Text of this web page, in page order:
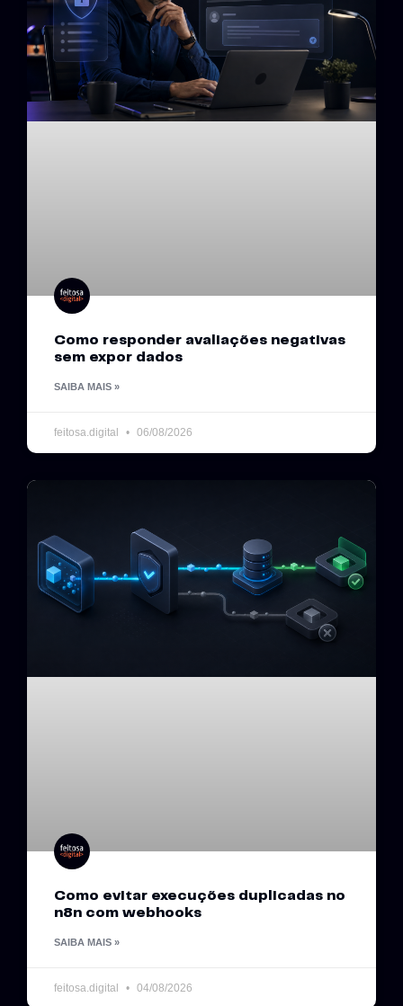
Como responder avaliações negativas
sem expor dados
SAIBA MAIS »
feitosa.digital 06/08/2026
Como evitar execuções duplicadas no
n8n com webhooks
SAIBA MAIS »
feitosa.digital 04/08/2026